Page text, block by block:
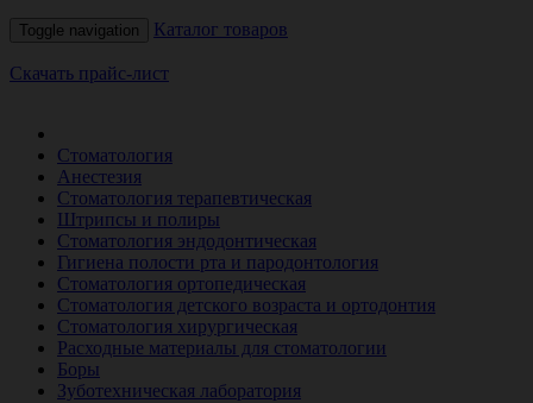
Toggle navigation Каталог товаров
Скачать прайс-лист
Стоматология
Анестезия
Стоматология терапевтическая
Штрипсы и полиры
Стоматология эндодонтическая
Гигиена полости рта и пародонтология
Стоматология ортопедическая
Стоматология детского возраста и ортодонтия
Стоматология хирургическая
Расходные материалы для стоматологии
Боры
Зуботехническая лаборатория